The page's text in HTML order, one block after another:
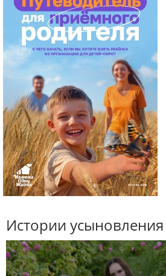
Истории усыновления